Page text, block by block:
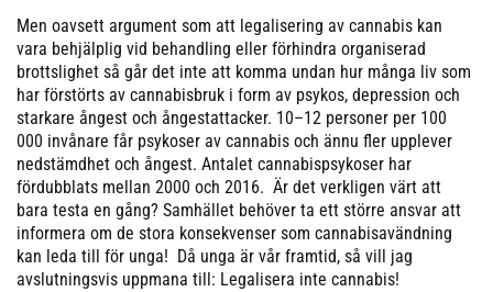
Men oavsett argument som att legalisering av cannabis kan
vara behjälplig vid behandling eller förhindra organiserad
brottslighet så går det inte att komma undan hur många liv som
har förstörts av cannabisbruk i form av psykos, depression och
starkare ångest och ångestattacker. 10–12 personer per 100
000 invånare får psykoser av cannabis och ännu fler upplever
nedstämdhet och ångest. Antalet cannabispsykoser har
fördubblats mellan 2000 och 2016. Är det verkligen värt att
bara testa en gång? Samhället behöver ta ett större ansvar att
informera om de stora konsekvenser som cannabisavändning
kan leda till för unga! Då unga är vår framtid, så vill jag
avslutningsvis uppmana till: Legalisera inte cannabis!